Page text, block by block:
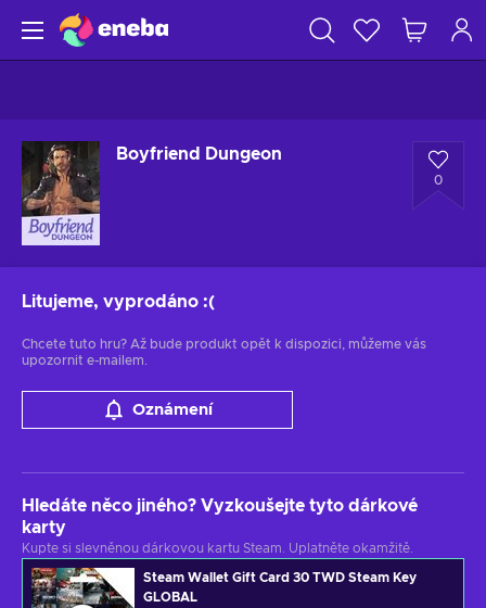
Boyfriend Dungeon
0
Litujeme, vyprodáno :(
Chcete tuto hru? Až bude produkt opět k dispozici, můžeme vás
upozornit e-mailem.
Oznámení
Hledáte něco jiného? Vyzkoušejte tyto dárkové
karty
Kupte si slevněnou dárkovou kartu Steam. Uplatněte okamžitě.
Steam Wallet Gift Card 30 TWD Steam Key
GLOBAL